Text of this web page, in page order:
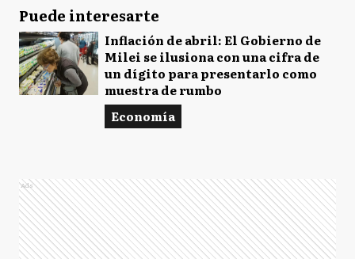
Puede interesarte
Inflación de abril: El Gobierno de
Milei se ilusiona con una cifra de
un dígito para presentarlo como
muestra de rumbo
Economía
Ads